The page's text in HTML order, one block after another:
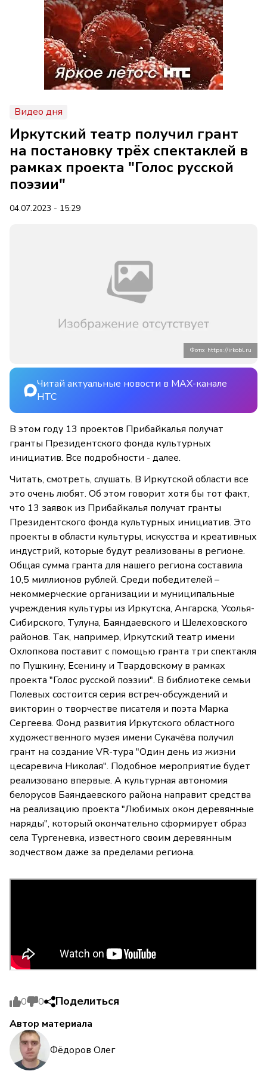
Видео дня
Иркутский театр получил грант
на постановку трёх спектаклей в
рамках проекта "Голос русской
поэзии"
04.07.2023 - 15:29
Фото: https://irkobl.ru
Читай актуальные новости в MAX-канале
НТС
В этом году 13 проектов Прибайкалья получат
гранты Президентского фонда культурных
инициатив. Все подробности - далее.
Читать, смотреть, слушать. В Иркутской области все
это очень любят. Об этом говорит хотя бы тот факт,
что 13 заявок из Прибайкалья получат гранты
Президентского фонда культурных инициатив. Это
проекты в области культуры, искусства и креативных
индустрий, которые будут реализованы в регионе.
Общая сумма гранта для нашего региона составила
10,5 миллионов рублей. Среди победителей –
некоммерческие организации и муниципальные
учреждения культуры из Иркутска, Ангарска, Усолья-
Сибирского, Тулуна, Баяндаевского и Шелеховского
районов. Так, например, Иркутский театр имени
Охлопкова поставит с помощью гранта три спектакля
по Пушкину, Есенину и Твардовскому в рамках
проекта "Голос русской поэзии". В библиотеке семьи
Полевых состоится серия встреч-обсуждений и
викторин о творчестве писателя и поэта Марка
Сергеева. Фонд развития Иркутского областного
художественного музея имени Сукачёва получил
грант на создание VR-тура "Один день из жизни
цесаревича Николая". Подобное мероприятие будет
реализовано впервые. А культурная автономия
белорусов Баяндаевского района направит средства
на реализацию проекта "Любимых окон деревянные
наряды", который окончательно сформирует образ
села Тургеневка, известного своим деревянным
зодчеством даже за пределами региона.
0 0 Поделиться
Автор материала
Фёдоров Олег